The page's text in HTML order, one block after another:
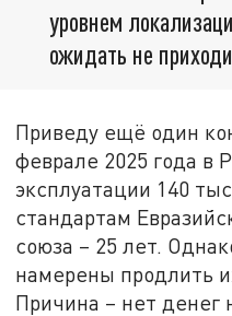
уровнем
ожидать не
Приведу ещё один
феврале 2025 года в
эксплуатации 140
стандартам
союза – 25 лет.
намерены продлить
Причина – нет денег